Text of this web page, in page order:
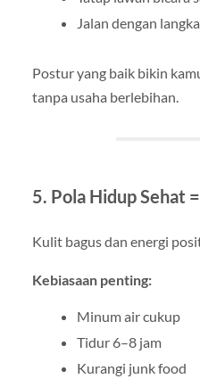
Jalan dengan
Postur yang baik bikin
tanpa usaha berlebihan.
5. Pola Hidup Sehat
Kulit bagus dan energi
Kebiasaan penting:
Minum air cukup
Tidur 6–8 jam
Kurangi junk food